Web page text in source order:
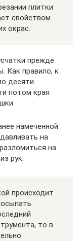
плитки
свойством
окрас.
прежде
Как правило, к
десяти
потом края
намеченной
на
на
рук.
происходит
то в